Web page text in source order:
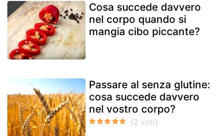
Cosa succede davvero
nel corpo quando si
mangia cibo piccante?
Passare al senza glutine:
cosa succede davvero
nel vostro corpo?